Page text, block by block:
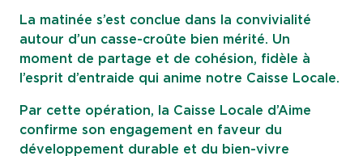
La matinée s’est conclue dans la convivialité
autour d’un casse-croûte bien mérité. Un
moment de partage et de cohésion, fidèle à
l’esprit d’entraide qui anime notre Caisse Locale.
Par cette opération, la Caisse Locale d’Aime
confirme son engagement en faveur du
développement durable et du bien-vivre